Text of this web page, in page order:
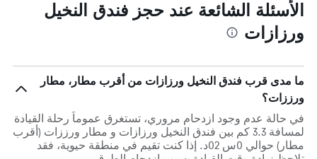
الأسئلة الشائعة عند حجز فندق النخيل
ورزازات
ما مدى قرب فندق النخيل ورزازات من أقرب مطار، مطار
ورززات؟
في حالة عدم وجود ازدحام مروري، تستغرق عموماً رحلة القيادة
لمسافة 3.3 كم بين فندق النخيل ورزازات و مطار ورززات (أقرب
مطار) حوالي 0س 02د. إذا كنت تقيم في منطقة حيوية، فقد